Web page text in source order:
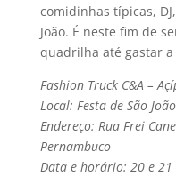
comidinhas tí­picas,
João. É neste fim de
quadrilha até gastar a
Fashion Truck C&A –
Local: Festa de São
Endereço: Rua Frei
Pernambuco
Data e horário: 20 e